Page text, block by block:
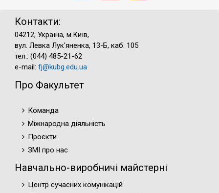
Контакти:
04212, Україна, м.Київ,
вул. Левка Лук'яненка, 13-Б, каб. 105
тел.: (044) 485-21-62
e-mail: fj@kubg.edu.ua
Про Факультет
Команда
Міжнародна діяльність
Проєкти
ЗМІ про нас
Навчально-виробничі майстерні
Центр сучасних комунікацій